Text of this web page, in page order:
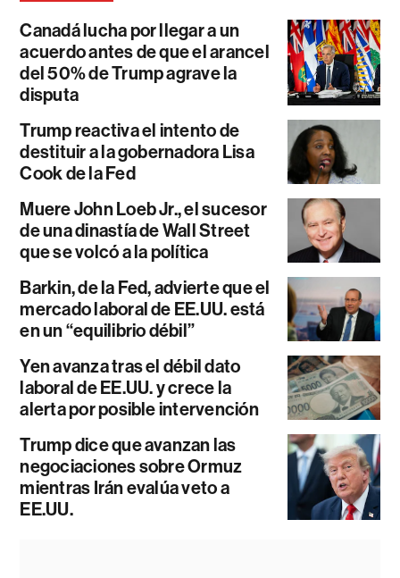
Canadá lucha por llegar a un
acuerdo antes de que el arancel
del 50% de Trump agrave la
disputa
Trump reactiva el intento de
destituir a la gobernadora Lisa
Cook de la Fed
Muere John Loeb Jr., el sucesor
de una dinastía de Wall Street
que se volcó a la política
Barkin, de la Fed, advierte que el
mercado laboral de EE.UU. está
en un “equilibrio débil”
Yen avanza tras el débil dato
laboral de EE.UU. y crece la
alerta por posible intervención
Trump dice que avanzan las
negociaciones sobre Ormuz
mientras Irán evalúa veto a
EE.UU.